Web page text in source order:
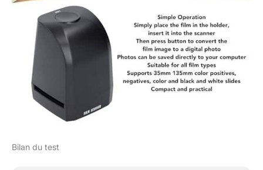
Bilan du test